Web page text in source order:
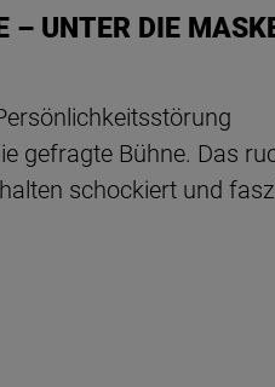
– UNTER DIE
gefragte Bühne. Das
schockiert und